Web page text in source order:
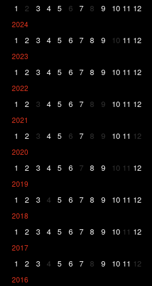
1 2 3 4 5 6 7 8 9 10 11 12
2024
1 2 3 4 5 6 7 8 9 10 11 12
2023
1 2 3 4 5 6 7 8 9 10 11 12
2022
1 2 3 4 5 6 7 8 9 10 11 12
2021
1 2 3 4 5 6 7 8 9 10 11 12
2020
1 2 3 4 5 6 7 8 9 10 11 12
2019
1 2 3 4 5 6 7 8 9 10 11 12
2018
1 2 3 4 5 6 7 8 9 10 11 12
2017
1 2 3 4 5 6 7 8 9 10 11 12
2016